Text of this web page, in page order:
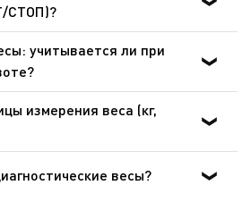
СТОП)?
сразу выводить вес на
пока на дисплее появится
автоматически.
учитывается ли при
весы измеряют сухую массу тела
результат из значения общей
общее содержание жира
от места его расположения.
измерения веса (кг,
напольных весов
рядом с отсеком для
весы?